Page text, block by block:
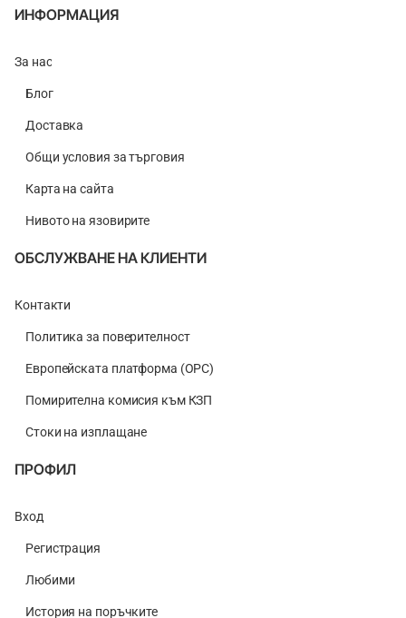
ИНФОРМАЦИЯ
За нас
Блог
Доставка
Общи условия за търговия
Карта на сайта
Нивото на язовирите
ОБСЛУЖВАНЕ НА КЛИЕНТИ
Контакти
Политика за поверителност
Европейската платформа (ОРС)
Помирителна комисия към КЗП
Стоки на изплащане
ПРОФИЛ
Вход
Регистрация
Любими
История на поръчките